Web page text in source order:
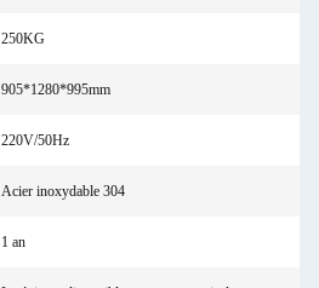
250KG
905*1280*995mm
220V/50Hz
Acier inoxydable 304
1 an